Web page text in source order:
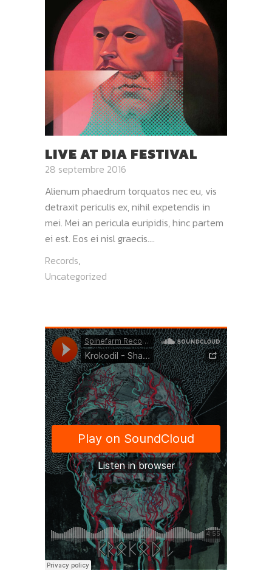
LIVE AT DIA FESTIVAL
28 septembre 2016
Alienum phaedrum torquatos nec eu, vis
detraxit periculis ex, nihil expetendis in
mei. Mei an pericula euripidis, hinc partem
ei est. Eos ei nisl graecis....
Records,
Uncategorized